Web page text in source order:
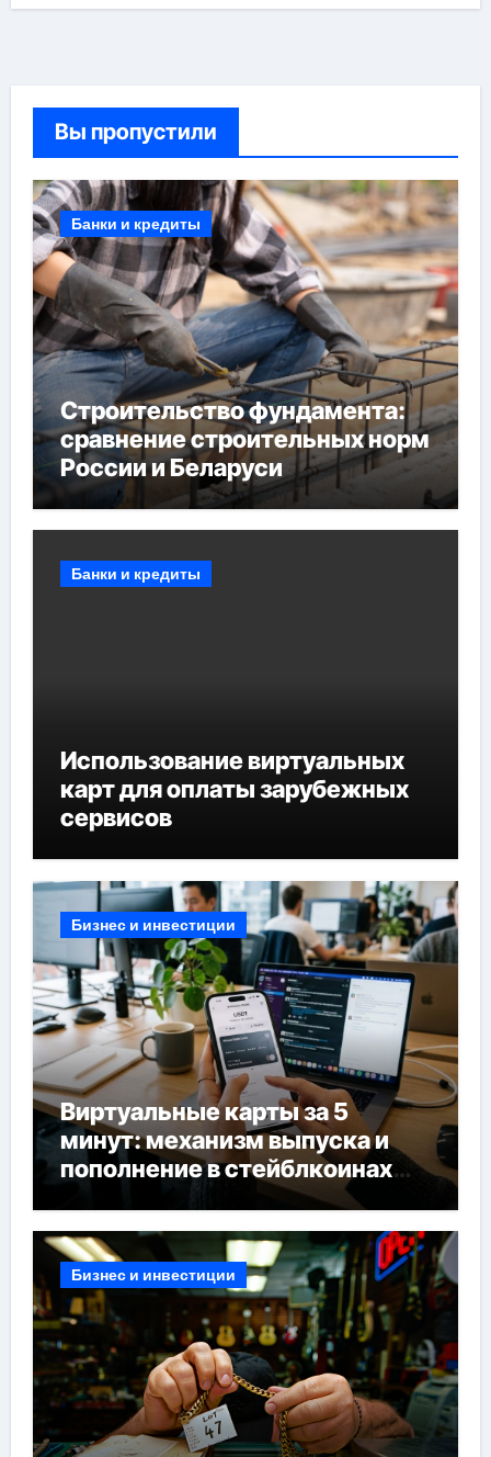
Вы пропустили
Банки и кредиты
Строительство фундамента:
сравнение строительных норм
России и Беларуси
Банки и кредиты
Использование виртуальных
карт для оплаты зарубежных
сервисов
Бизнес и инвестиции
Виртуальные карты за 5
минут: механизм выпуска и
пополнение в стейблкоинах
без банковской верификации
Бизнес и инвестиции